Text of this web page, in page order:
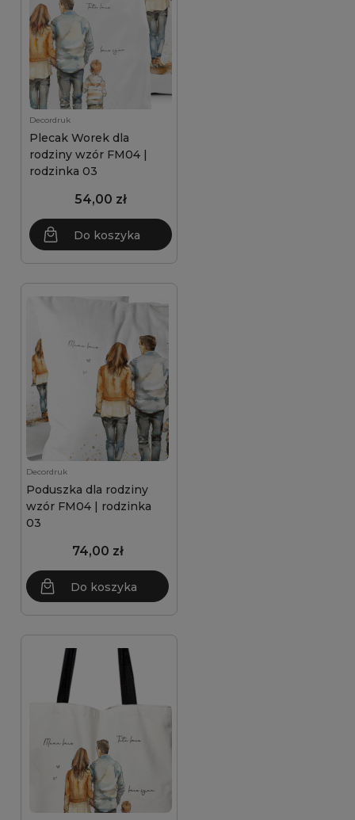
Decordruk
Plecak Worek dla
rodziny wzór FM04 |
rodzinka 03
54,00 zł
Do koszyka
Decordruk
Poduszka dla rodziny
wzór FM04 | rodzinka
03
74,00 zł
Do koszyka